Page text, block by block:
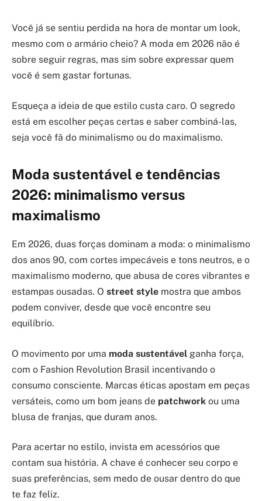
Você já se sentiu perdida na hora de montar um look,
mesmo com o armário cheio? A moda em 2026 não é
sobre seguir regras, mas sim sobre expressar quem
você é sem gastar fortunas.
Esqueça a ideia de que estilo custa caro. O segredo
está em escolher peças certas e saber combiná-las,
seja você fã do minimalismo ou do maximalismo.
Moda sustentável e tendências
2026: minimalismo versus
maximalismo
Em 2026, duas forças dominam a moda: o minimalismo
dos anos 90, com cortes impecáveis e tons neutros, e o
maximalismo moderno, que abusa de cores vibrantes e
estampas ousadas. O street style mostra que ambos
podem conviver, desde que você encontre seu
equilíbrio.
O movimento por uma moda sustentável ganha força,
com o Fashion Revolution Brasil incentivando o
consumo consciente. Marcas éticas apostam em peças
versáteis, como um bom jeans de patchwork ou uma
blusa de franjas, que duram anos.
Para acertar no estilo, invista em acessórios que
contam sua história. A chave é conhecer seu corpo e
suas preferências, sem medo de ousar dentro do que
te faz feliz.